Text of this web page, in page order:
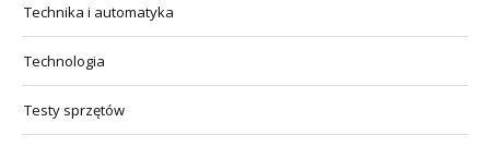
Technika i automatyka
Technologia
Testy sprzętów